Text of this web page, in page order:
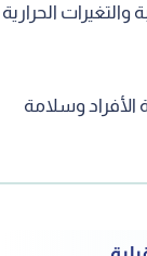
الحرارية
وسلامة